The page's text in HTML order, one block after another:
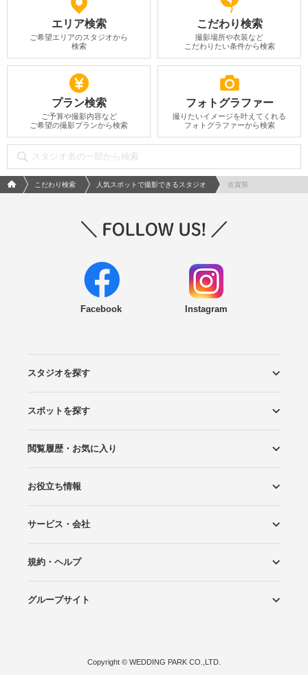
エリア検索
ご希望エリアのスタジオから
検索
こだわり検索
撮影場所や衣装など
こだわりたい条件から検索
プラン検索
ご予算や撮影内容など
ご希望の撮影プランから検索
フォトグラファー
撮りたいイメージを叶えてくれる
フォトグラファーから検索
フォトウエディング/結婚写真のPhotorait ホーム
こだわり検索 人気スポットで撮影できるスタジオ 佐賀県
Facebook Instagram
スタジオを探す
エリアから探す
こだわりから探す
NEW PHOTO STYLE
プランから探す
フォトタイプ診断
フォトグラファーから探す
国内リゾートから探す
スポットを探す
ロケーションから探す
スタジオから探す
閲覧履歴・お気に入り
閲覧スタジオ
お気に入り
お役立ち情報
Wedding Photo マガジン
はじめてガイド
サービス・会社
Photoraitとは
スタジオの掲載について
お問い合わせ
運営会社
サイトマップ
規約・ヘルプ
プライバシーポリシー
利用規約
ヘルプ
グループサイト
Copyright © WEDDING PARK CO.,LTD.